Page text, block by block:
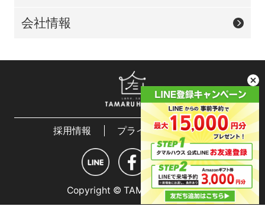
会社情報
採用情報 プライバシーポリシー
Copyright © TAMARU HOUSE